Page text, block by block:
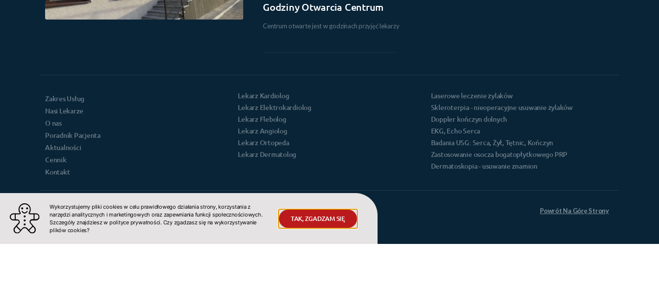
Godziny Otwarcia Centrum
Centrum otwarte jest w godzinach przyjęć lekarzy
Zakres Usług
Nasi Lekarze
O nas
Poradnik Pacjenta
Aktualności
Cennik
Kontakt
Lekarz Kardiolog
Lekarz Elektrokardiolog
Lekarz Flebolog
Lekarz Angiolog
Lekarz Ortopeda
Lekarz Dermatolog
Laserowe leczenie żylaków
Skleroterpia - nieoperacyjne usuwanie żylaków
Doppler kończyn dolnych
EKG, Echo Serca
Badania USG: Serca, Żył, Tętnic, Kończyn
Zastosowanie osocza bogatopłytkowego PRP
Dermatoskopia - usuwanie znamion
Informacje RODO
Polityka prywatności
Projekt i wdrożenie:
Powrót Na Górę Strony
Wykorzystujemy pliki cookies w celu prawidłowego działania strony, korzystania z
narzędzi analitycznych i marketingowych oraz zapewniania funkcji społecznościowych.
Szczegóły znajdziesz w polityce prywatności. Czy zgadzasz się na wykorzystywanie
plików cookies?
TAK, ZGADZAM SIĘ